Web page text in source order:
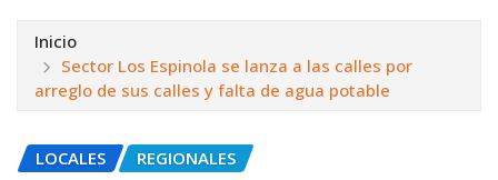
Inicio
Sector Los Espinola se lanza a las calles por
arreglo de sus calles y falta de agua potable
LOCALES REGIONALES